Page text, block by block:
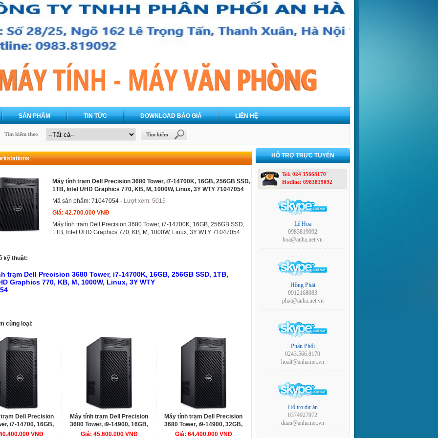
SẢN PHẨM TIN TỨC DOWNLOAD BÁO GIÁ LIÊN HỆ
Tìm kiếm theo Tìm kiếm
Máy tính trạm Dell Precision 3680 Tower, i7-14700K, 16GB, 256GB SSD,
1TB, Intel UHD Graphics 770, KB, M, 1000W, Linux, 3Y WTY 71047054
Mã sản phẩm: 71047054 - Lượt xem: 5015
Giá: 42.700.000 VNĐ
Máy tính trạm Dell Precision 3680 Tower, i7-14700K, 16GB, 256GB SSD,
1TB, Intel UHD Graphics 770, KB, M, 1000W, Linux, 3Y WTY 71047054
kỹ thuật:
trạm Dell Precision 3680 Tower, i7-14700K, 16GB, 256GB SSD, 1TB,
Graphics 770, KB, M, 1000W, Linux, 3Y WTY
cùng loại:
trạm Dell Precision
i7-14700, 16GB,
SSD, 1TB, NVIDIA
VNĐ
Máy tính trạm Dell Precision
3680 Tower, i9-14900, 16GB,
256GB SSD, 1TB, Intel UHD
Giá: 45.600.000 VNĐ
Máy tính trạm Dell Precision
3680 Tower, i9-14900, 32GB,
256GB SSD, 1TB, NVIDIA
Giá: 64.400.000 VNĐ
HỖ TRỢ TRỰC TUYẾN
Tel: 024 35668170
Hotline: 0983819092
Lê Hoa
0983819092
hoa@anha.net.vn
Hồng Phát
0912168083
phat@anha.net.vn
Phân Phối
0243.566.8170
hoalt@anha.net.vn
Hỗ trợ dự án
0374927972
duan@anha.net.vn